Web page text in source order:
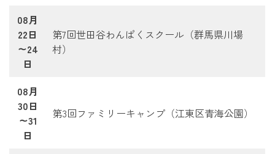
08月
22日
～24
日
第7回世田谷わんぱくスクール（群馬県川場
村）
08月
30日
～31
日
第3回ファミリーキャンプ（江東区青海公園）